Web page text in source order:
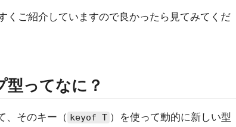
くご紹介していますので良かったら見てみてくだ
ってなに？
、そのキー（ keyof T ）を使って動的に新しい型